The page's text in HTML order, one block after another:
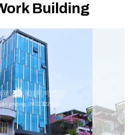
Building